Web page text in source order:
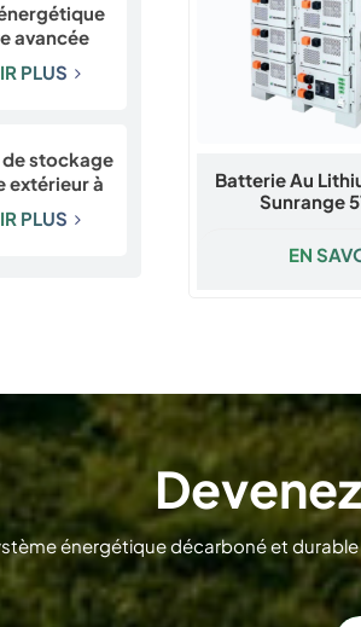
avancée
intégrée
de batterie
PLUS
stockage
extérieur à
261 kWh |
PLUS
Batterie Au
Sunrange
EN
énergétique décarboné et